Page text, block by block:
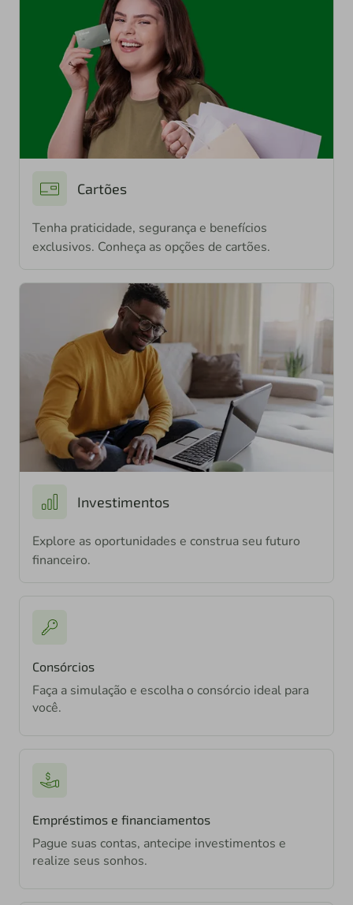
Cartões
Tenha praticidade, segurança e benefícios
exclusivos. Conheça as opções de cartões.
Investimentos
Explore as oportunidades e construa seu futuro
financeiro.
Consórcios
Faça a simulação e escolha o consórcio ideal para
você.
Empréstimos e financiamentos
Pague suas contas, antecipe investimentos e
realize seus sonhos.